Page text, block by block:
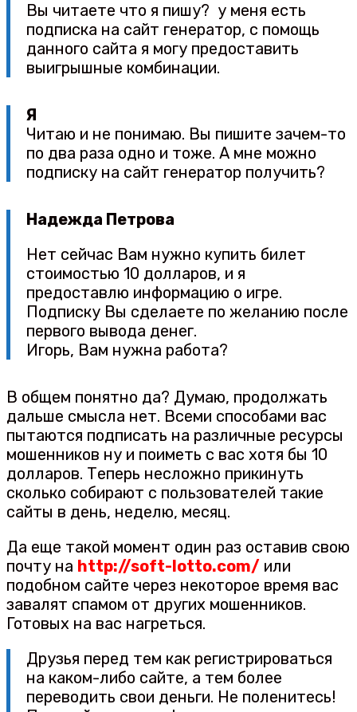
Вы читаете что я пишу? у меня есть
подписка на сайт генератор, с помощь
данного сайта я могу предоставить
выигрышные комбинации.
Я
Читаю и не понимаю. Вы пишите зачем-то
по два раза одно и тоже. А мне можно
подписку на сайт генератор получить?
Надежда Петрова
Нет сейчас Вам нужно купить билет
стоимостью 10 долларов, и я
предоставлю информацию о игре.
Подписку Вы сделаете по желанию после
первого вывода денег.
Игорь, Вам нужна работа?
В общем понятно да? Думаю, продолжать
дальше смысла нет. Всеми способами вас
пытаются подписать на различные ресурсы
мошенников ну и поиметь с вас хотя бы 10
долларов. Теперь несложно прикинуть
сколько собирают с пользователей такие
сайты в день, неделю, месяц.
Да еще такой момент один раз оставив свою
почту на http://soft-lotto.com/ или
подобном сайте через некоторое время вас
завалят спамом от других мошенников.
Готовых на вас нагреться.
Друзья перед тем как регистрироваться
на каком-либо сайте, а тем более
переводить свои деньги. Не поленитесь!